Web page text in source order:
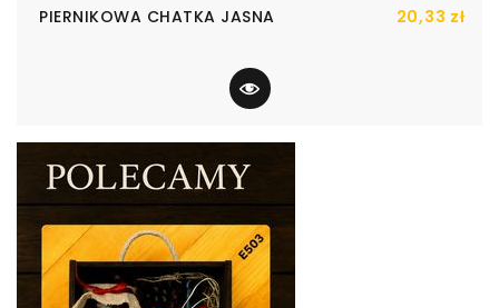
PIERNIKOWA CHATKA JASNA 20,33 zł